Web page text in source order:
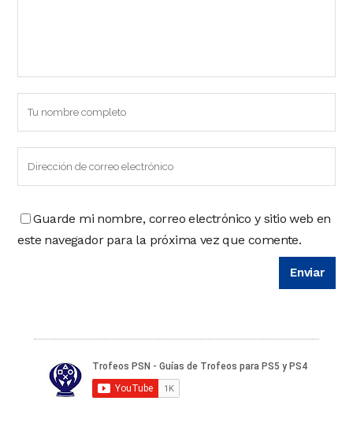
Guarde mi nombre, correo electrónico y sitio web en
este navegador para la próxima vez que comente.